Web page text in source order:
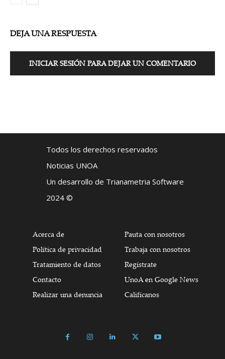
DEJA UNA RESPUESTA
INICIAR SESIÓN PARA DEJAR UN COMENTARIO
Todos los derechos reservados
Noticias UNOA
Un desarrollo de Trianametria Software
2024 ©
Acerca de
Política de privacidad
Tratamiento de datos
Contacto
Realizar una denuncia
Pauta con nosotros
Trabaja con nosotros
Regístrate
UnoA en Google News
Califícanos